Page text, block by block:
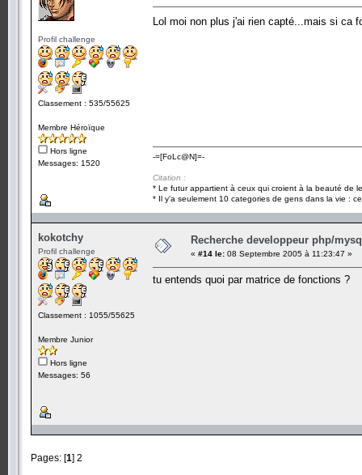
Profil challenge
Classement : 535/55625
Membre Héroïque
Hors ligne
Messages: 1520
Lol moi non plus j'ai rien capté...mais si ca
-=[FoLc@N]=-
Citation :
* Le futur appartient à ceux qui croient à la beauté de
* Il y'a seulement 10 categories de gens dans la vie :
kokotchy
Profil challenge
Classement : 1055/55625
Membre Junior
Hors ligne
Messages: 56
Recherche developpeur php/
« #14 le: 08 Septembre 2005 à 11:23:47 »
tu entends quoi par matrice de fonctions ?
Pages: [1] 2